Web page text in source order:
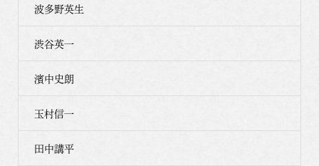
波多野英生
渋谷英一
濱中史朗
玉村信一
田中講平